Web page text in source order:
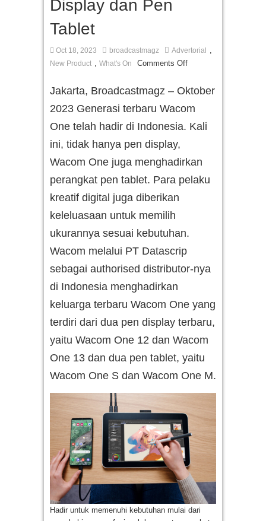
Display dan Pen
Tablet
Oct 18, 2023 broadcastmagz Advertorial ,
New Product , What's On Comments Off
Jakarta, Broadcastmagz – Oktober
2023 Generasi terbaru Wacom
One telah hadir di Indonesia. Kali
ini, tidak hanya pen display,
Wacom One juga menghadirkan
perangkat pen tablet. Para pelaku
kreatif digital juga diberikan
keleluasaan untuk memilih
ukurannya sesuai kebutuhan.
Wacom melalui PT Datascrip
sebagai authorised distributor-nya
di Indonesia menghadirkan
keluarga terbaru Wacom One yang
terdiri dari dua pen display terbaru,
yaitu Wacom One 12 dan Wacom
One 13 dan dua pen tablet, yaitu
Wacom One S dan Wacom One M.
Hadir untuk memenuhi kebutuhan mulai dari